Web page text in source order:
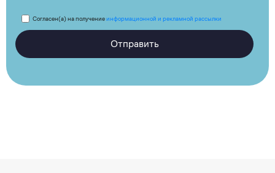
Согласен(а) на получениеинформационной и рекламной рассылки
Отправить